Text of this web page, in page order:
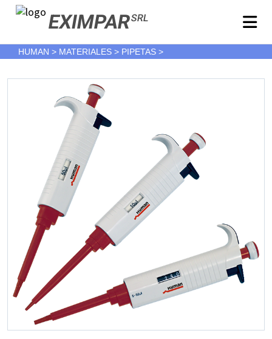
EXIMPARSRL
HUMAN > MATERIALES > PIPETAS >